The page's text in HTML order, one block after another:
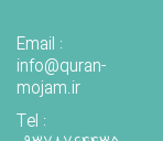
Email :
info@quran-
mojam.ir
Tel :